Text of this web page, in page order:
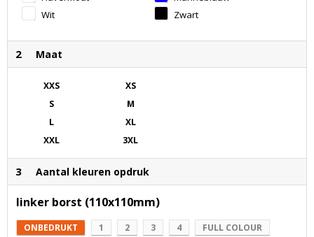
Wit
Zwart
2 Maat
XXS
XS
S
M
L
XL
XXL
3XL
3 Aantal kleuren opdruk
linker borst (110x110mm)
ONBEDRUKT 1 2 3 4 FULL COLOUR